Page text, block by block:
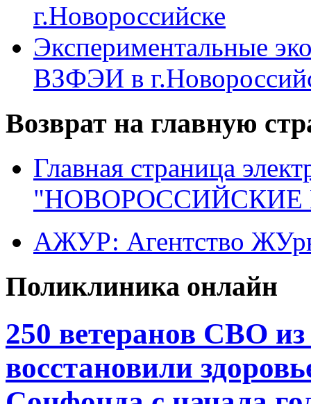
г.Новороссийске
Экспериментальные
ВЗФЭИ в
Возврат на главную
Главная страница
"НОВОРОССИЙСКИЕ
АЖУР: Агентство
Поликлиника онлайн
250 ветеранов СВО
восстановили